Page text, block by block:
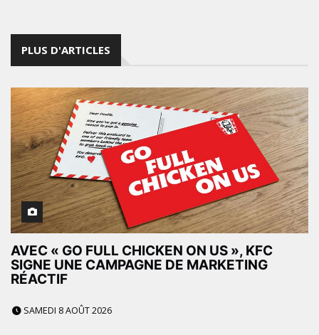
PLUS D'ARTICLES
AVEC « GO FULL CHICKEN ON US », KFC
SIGNE UNE CAMPAGNE DE MARKETING
RÉACTIF
SAMEDI 8 AOÛT 2026